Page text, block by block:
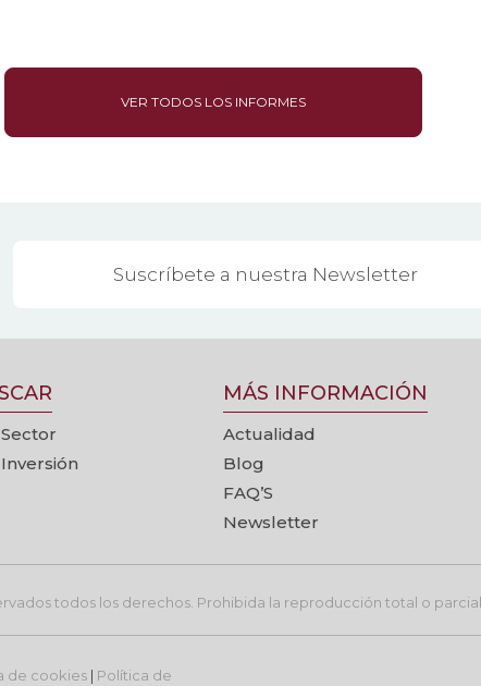
VER TODOS LOS INFORMES
MÁS INFORMACIÓN
Actualidad
Blog
FAQ’S
Newsletter
todos los derechos. Prohibida la reproducción total o
de cookies| Política de